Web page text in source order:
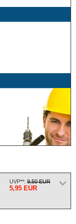
UVP**: 9,50 EUR
5,95 EUR